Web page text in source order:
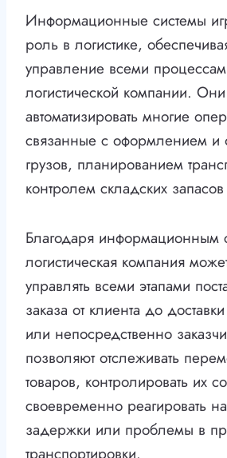
Информационные системы
роль в логистике,
управление всеми
логистической компании.
автоматизировать многие
связанные с оформлением и
грузов, планированием
контролем складских
Благодаря информационным
логистическая компания
управлять всеми этапами
заказа от клиента до
или непосредственно
позволяют отслеживать
товаров, контролировать их
своевременно реагировать
задержки или проблемы в